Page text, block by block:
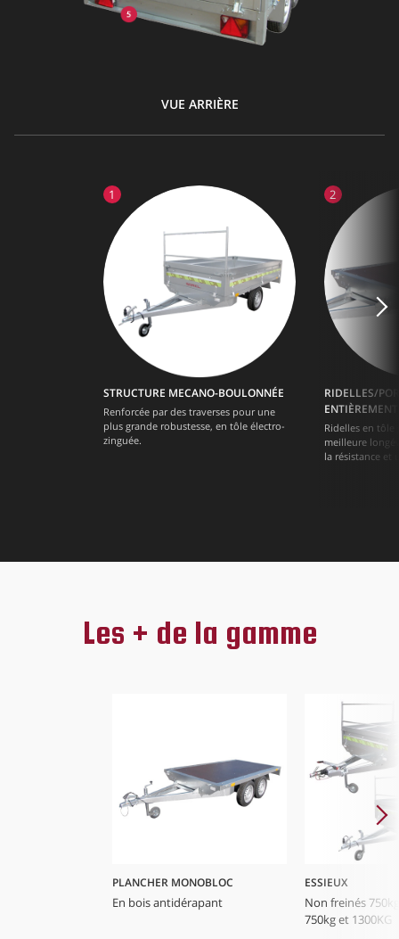
VUE ARRIÈRE
STRUCTURE MECANO-BOULONNÉE
Renforcée par des traverses pour une
plus grande robustesse, en tôle électro-
zinguée.
RIDELLES/
Ridelles en tôle
meilleure
la résistance et
Les + de la gamme
PLANCHER MONOBLOC
En bois antidérapant
ESSIEUX
Non freinés
750kg et 1300KG